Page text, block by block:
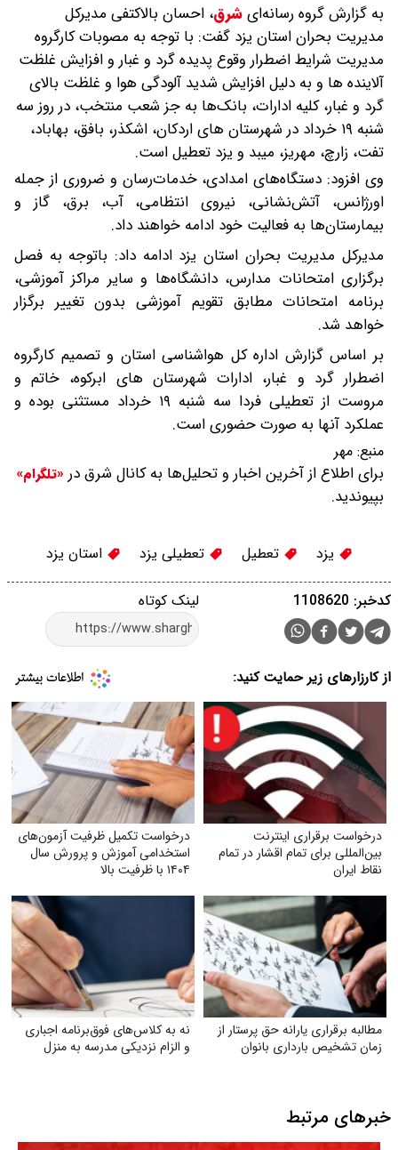
به گزارش گروه رسانه‌ایشرق، احسان بالاکتفی مدیرکل
مدیریت بحران استان یزد گفت: با توجه به مصوبات کارگروه
مدیریت شرایط اضطرار وقوع پدیده گرد و غبار و افزایش غلظت
آلاینده ها و به دلیل افزایش شدید آلودگی هوا و غلظت بالای
گرد و غبار، کلیه ادارات، بانک‌ها به جز شعب منتخب، در روز سه
شنبه ۱۹ خرداد در شهرستان های اردکان، اشکذر، بافق، بهاباد،
تفت، زارچ، مهریز، میبد و یزد تعطیل است.
وی افزود: دستگاه‌های امدادی، خدمات‌رسان و ضروری از جمله
اورژانس، آتش‌نشانی، نیروی انتظامی، آب، برق، گاز و
بیمارستان‌ها به فعالیت خود ادامه خواهند داد.
مدیرکل مدیریت بحران استان یزد ادامه داد: باتوجه به فصل
برگزاری امتحانات مدارس، دانشگاه‌ها و سایر مراکز آموزشی،
برنامه امتحانات مطابق تقویم آموزشی بدون تغییر برگزار
خواهد شد.
بر اساس گزارش اداره کل هواشناسی استان و تصمیم کارگروه
اضطرار گرد و غبار، ادارات شهرستان های ابرکوه، خاتم و
مروست از تعطیلی فردا سه شنبه ۱۹ خرداد مستثنی بوده و
عملکرد آنها به صورت حضوری است.
منبع: مهر
برای اطلاع از آخرین اخبار و تحلیل‌ها به کانال شرق در «تلگرام»
بپیوندید.
یزد تعطیل تعطیلی یزد استان یزد
لینک کوتاه کدخبر: 1108620
از کارزارهای زیر حمایت کنید:
درخواست برقراری اینترنت
بین‌المللی برای تمام اقشار در تمام
نقاط ایران
درخواست تکمیل ظرفیت آزمون‌های
استخدامی آموزش و پرورش سال
۱۴۰۴ با ظرفیت بالا
مطالبه برقراری یارانه حق پرستار از
زمان تشخیص بارداری بانوان
نه به کلاس‌های فوق‌برنامه اجباری
و الزام نزدیکی مدرسه به منزل
خبرهای مرتبط